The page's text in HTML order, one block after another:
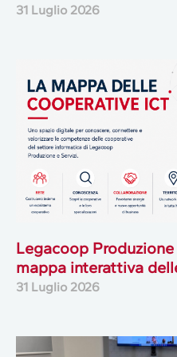
31 Luglio 2026
Legacoop
mappa interattiva
31 Luglio 2026